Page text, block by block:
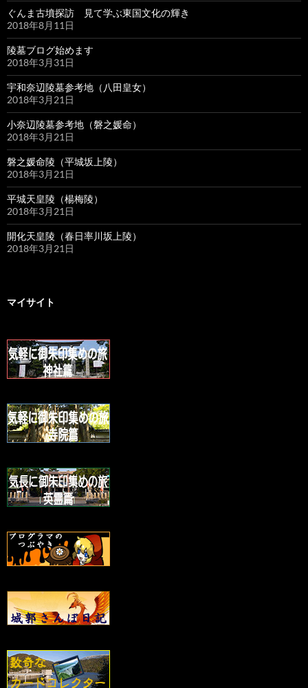
ぐんま古墳探訪 見て学ぶ東国文化の輝き
2018年8月11日
陵墓ブログ始めます
2018年3月31日
宇和奈辺陵墓参考地（八田皇女）
2018年3月21日
小奈辺陵墓参考地（磐之媛命）
2018年3月21日
磐之媛命陵（平城坂上陵）
2018年3月21日
平城天皇陵（楊梅陵）
2018年3月21日
開化天皇陵（春日率川坂上陵）
2018年3月21日
マイサイト